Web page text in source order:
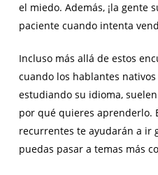
el miedo. Además, ¡la gente
paciente cuando intenta
Incluso más allá de estos
cuando los hablantes
estudiando su idioma,
por qué quieres aprenderlo.
recurrentes te ayudarán a ir
puedas pasar a temas más